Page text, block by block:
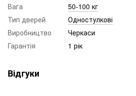
Вага
50-100 кг
Тип дверей
Одностулкові
Виробництво
Черкаси
Гарантія
1 рік
Відгуки